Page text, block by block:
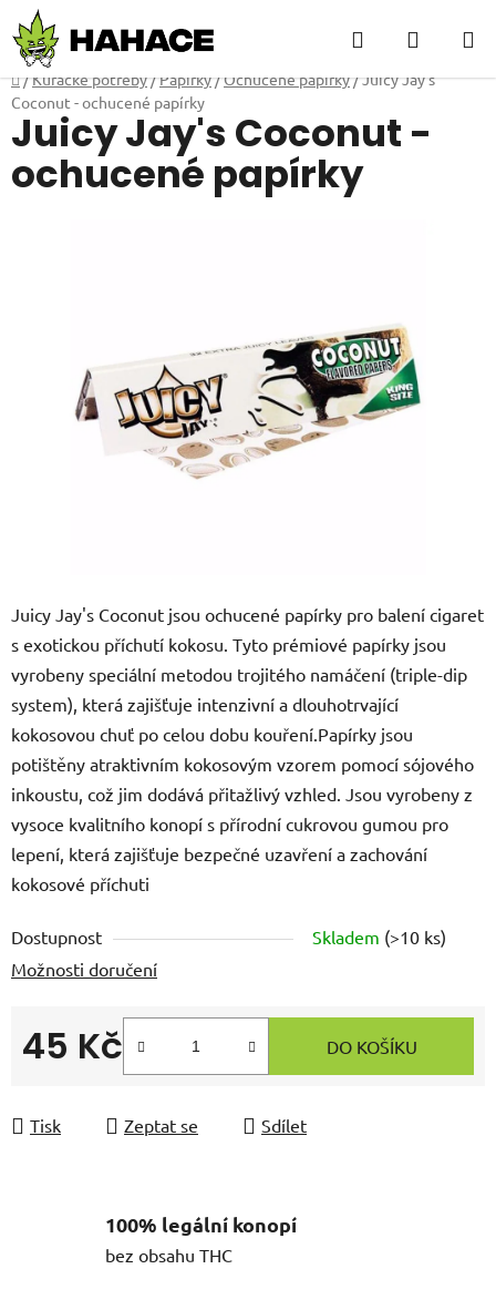
Přejít
na
obsah
Hledat
KOŠÍK
Domů
/Kuřácké potřeby/Papírky/Ochucené papírky/Juicy Jay's
Coconut - ochucené papírky
Juicy Jay's Coconut jsou ochucené papírky pro balení cigaret
s exotickou příchutí kokosu. Tyto prémiové papírky jsou
vyrobeny speciální metodou trojitého namáčení (triple-dip
system), která zajišťuje intenzivní a dlouhotrvající
kokosovou chuť po celou dobu kouření. Papírky jsou
potištěny atraktivním kokosovým vzorem pomocí sójového
inkoustu, což jim dodává přitažlivý vzhled
Jsou vyrobeny z
vysoce kvalitního konopí s přírodní cukrovou gumou pro
lepení, která zajišťuje bezpečné uzavření a zachování
kokosové příchuti
Dostupnost Skladem (>10 ks)
Možnosti doručení
45 Kč DO KOŠÍKU
Tisk Zeptat se Sdílet
Juicy Jay's Coconut -
ochucené papírky
100% legální konopí
bez obsahu THC